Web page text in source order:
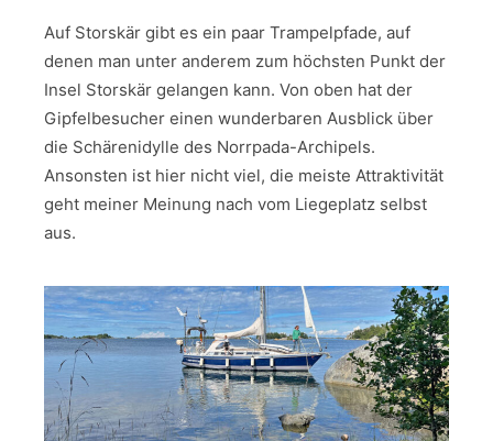
Auf Storskär gibt es ein paar Trampelpfade, auf
denen man unter anderem zum höchsten Punkt der
Insel Storskär gelangen kann. Von oben hat der
Gipfelbesucher einen wunderbaren Ausblick über
die Schärenidylle des Norrpada-Archipels.
Ansonsten ist hier nicht viel, die meiste Attraktivität
geht meiner Meinung nach vom Liegeplatz selbst
aus.